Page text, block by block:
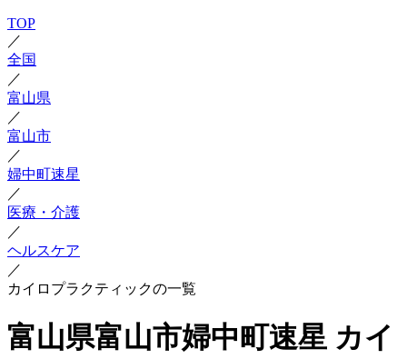
TOP
／
全国
／
富山県
／
富山市
／
婦中町速星
／
医療・介護
／
ヘルスケア
／
カイロプラクティックの一覧
富山県富山市婦中町速星 カイ